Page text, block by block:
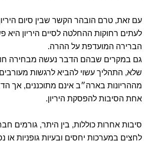
עם זאת, טרם הובהר הקשר שבין סיום היריון
לעתים רחוקות ההחלטה לסיים היריון היא
הברירה המועדפת על ההרה.
גם במקרים שבהם הדבר נעשה מבחירה
שלא, התהליך עשוי להביא לרגשות
מההריונות בארה״ב אינם מתוכננים, אך
אחת הסיבות להפסקת היריון.
סיבות אחרות כוללות, בין היתר, גורמים
לחצים במערכות יחסים ובעיות גופניות או